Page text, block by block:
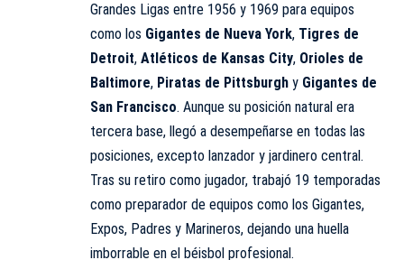
Grandes Ligas entre 1956 y 1969 para equipos
como los Gigantes de Nueva York, Tigres de
Detroit, Atléticos de Kansas City, Orioles de
Baltimore, Piratas de Pittsburgh y Gigantes de
San Francisco. Aunque su posición natural era
tercera base, llegó a desempeñarse en todas las
posiciones, excepto lanzador y jardinero central.
Tras su retiro como jugador, trabajó 19 temporadas
como preparador de equipos como los Gigantes,
Expos, Padres y Marineros, dejando una huella
imborrable en el béisbol profesional.